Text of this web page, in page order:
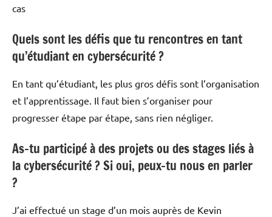
cas
Quels sont les défis que tu rencontres en tant
qu’étudiant en cybersécurité ?
En tant qu’étudiant, les plus gros défis sont l’organisation
et l’apprentissage. Il faut bien s’organiser pour
progresser étape par étape, sans rien négliger.
As-tu participé à des projets ou des stages liés à
la cybersécurité ? Si oui, peux-tu nous en parler
?
J’ai effectué un stage d’un mois auprès de Kevin